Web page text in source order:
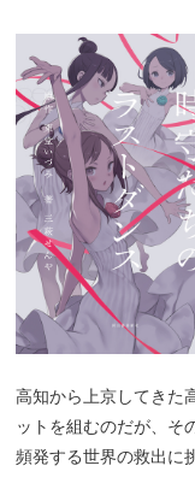
高知から上京してきた
ットを組むのだが、そ
頻発する世界の救出に